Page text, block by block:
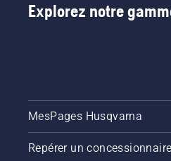
Explorez notre
MesPages Husqvarna
Repérer un concessionnaire